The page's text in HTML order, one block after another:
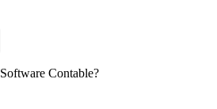
Software Contable?